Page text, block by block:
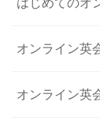
オンライン英
オンライン英